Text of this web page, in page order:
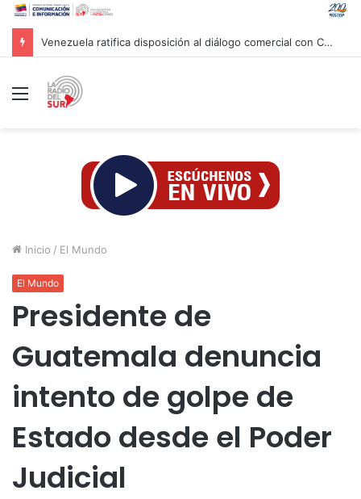
Venezuela ratifica disposición al diálogo comercial con Colombia bajo el principio de soberanía
Menú
Inicio / El Mundo
El Mundo
Presidente de
Guatemala denuncia
intento de golpe de
Estado desde el Poder
Judicial